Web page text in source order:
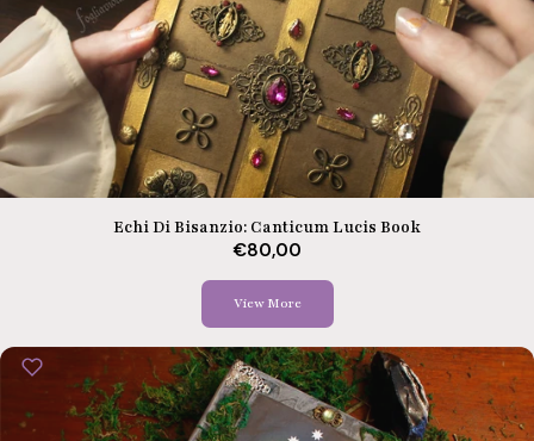
View More
Echi Di Bisanzio: Canticum Lucis Book
€80,00